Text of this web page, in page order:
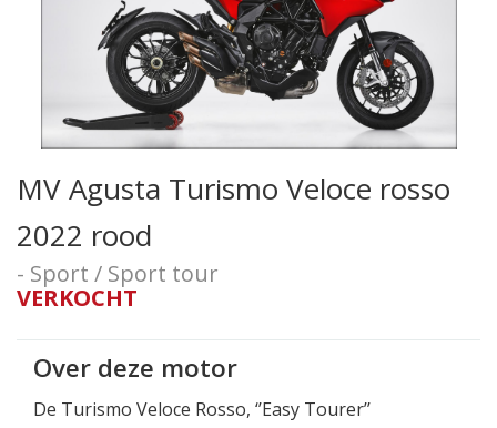
MV Agusta Turismo Veloce rosso
2022 rood
- Sport / Sport tour
VERKOCHT
Over deze motor
De Turismo Veloce Rosso, ‘’Easy Tourer’’